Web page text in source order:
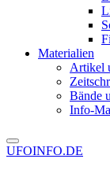
Materialien
Artikel
Bände
Info-
UFOINFO.DE